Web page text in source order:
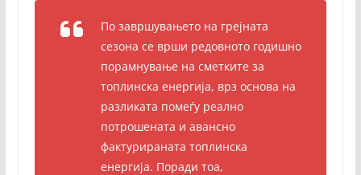
По завршувањето на грејната
сезона се врши редовното годишно
порамнување на сметките за
топлинска енергија, врз основа на
разликата помеѓу реално
потрошената и авансно
фактурираната топлинска
енергија. Поради тоа,